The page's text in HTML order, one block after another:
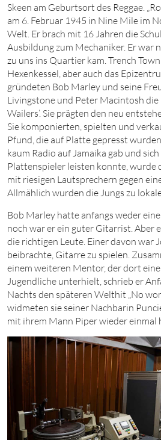
Skeen am Geburtsort des Reggae.
am 6 . Februar 1945 in Nine Mile im
Welt. Er brach mit 16 Jahren die
Ausbildung zum Mechaniker. Er war
zu uns ins Quartier kam. Trench
Hexenkessel, aber auch das
gründeten Bob Marley und seine
Livingstone und Peter Macintosh die
Wailers‘. Sie prägten den neu
Sie komponierten, spielten und
Pfund, die auf Platte gepresst
kaum Radio auf Jamaika gab und
Plattenspieler leisten konnte, wurde
mit riesigen Lautsprechern gegen
Allmählich wurden die Jungs zu
Bob Marley hatte anfangs weder
noch war er ein guter Gitarrist. Aber
die richtigen Leute. Einer davon war
beibrachte, Gitarre zu spielen.
einem weiteren Mentor, der dort
Jugendliche unterhielt, schrieb er
Nachts den späteren Welthit „No
widmeten sie seiner Nachbarin
mit ihrem Mann Piper wieder einmal